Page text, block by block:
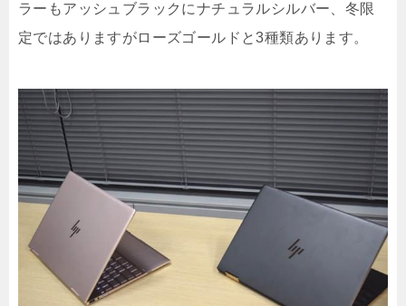
ラーもアッシュブラックにナチュラルシルバー、冬限
定ではありますがローズゴールドと3種類あります。